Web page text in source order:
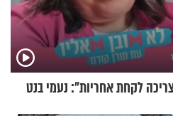
לקחת אחריות": נעמי בנט